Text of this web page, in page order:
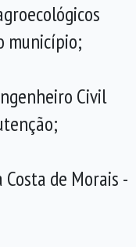
município;
Civil
de Morais -